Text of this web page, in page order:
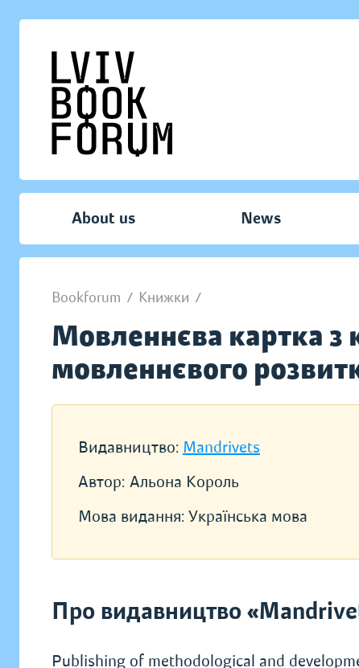
About us News
Bookforum / Книжки /
Мовленнєва картка з
мовленнєвого
Видавництво: Mandrivets
Автор: Альона Король
Мова видання: Українська мова
Про видавництво
Publishing of methodological and